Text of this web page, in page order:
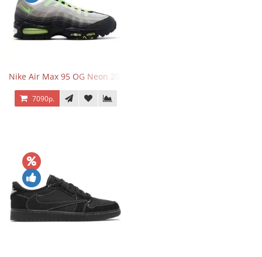
Nike Air Max 95 OG Neon 2025
7090р.